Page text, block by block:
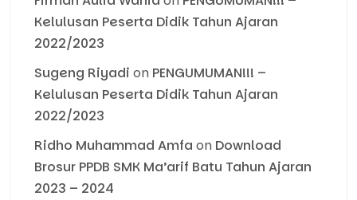
Kelulusan Peserta Didik Tahun Ajaran
2022/2023
Sugeng Riyadi on PENGUMUMAN!!! –
Kelulusan Peserta Didik Tahun Ajaran
2022/2023
Ridho Muhammad Amfa on Download
Brosur PPDB SMK Ma’arif Batu Tahun Ajaran
2023 – 2024